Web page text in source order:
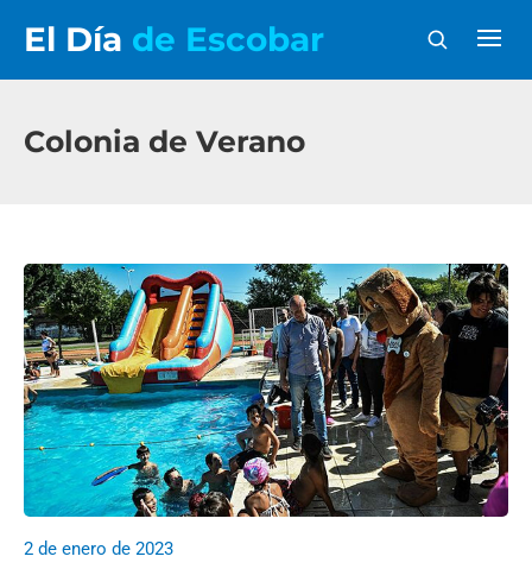
El Día de Escobar
Colonia de Verano
2 de enero de 2023